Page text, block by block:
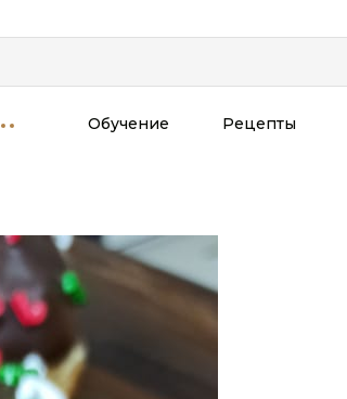
Обучение Рецепты